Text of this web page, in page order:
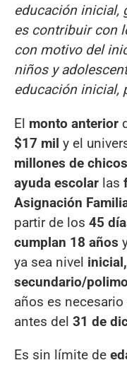
educación inicial,
es contribuir con
con motivo del
niños y
educación inicial,
El monto anterior
$17 mil y el
millones de chicos
ayuda escolar las
Asignación
partir de los 45
cumplan 18 años
ya sea nivel
secundario/
años es
antes del 31 de
Es sin límite de